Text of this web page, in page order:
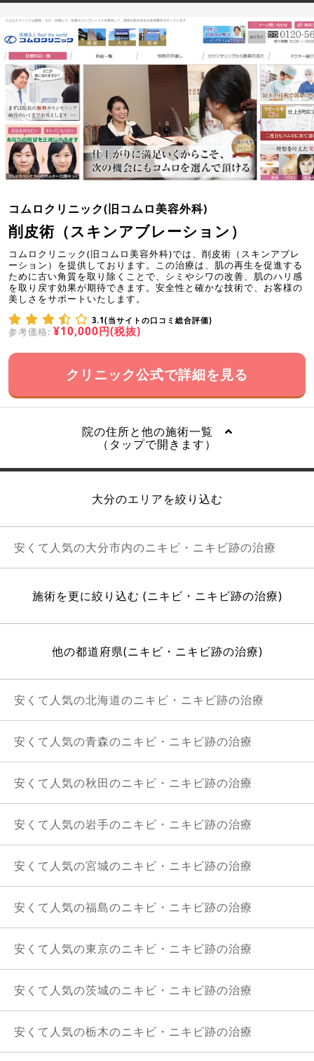
コムロクリニック(旧コムロ美容外科)
削皮術（スキンアブレーション）
コムロクリニック(旧コムロ美容外科)では、削皮術（スキンアブレ
ーション）を提供しております。この治療は、肌の再生を促進する
ために古い角質を取り除くことで、シミやシワの改善、肌のハリ感
を取り戻す効果が期待できます。安全性と確かな技術で、お客様の
美しさをサポートいたします。
3.1(当サイトの口コミ総合評価)
参考価格: ¥10,000円(税抜)
クリニック公式で詳細を見る
院の住所と他の施術一覧
（タップで開きます）
大分のエリアを絞り込む
安くて人気の大分市内のニキビ・ニキビ跡の治療
施術を更に絞り込む (ニキビ・ニキビ跡の治療)
他の都道府県(ニキビ・ニキビ跡の治療)
安くて人気の北海道のニキビ・ニキビ跡の治療
安くて人気の青森のニキビ・ニキビ跡の治療
安くて人気の秋田のニキビ・ニキビ跡の治療
安くて人気の岩手のニキビ・ニキビ跡の治療
安くて人気の宮城のニキビ・ニキビ跡の治療
安くて人気の福島のニキビ・ニキビ跡の治療
安くて人気の東京のニキビ・ニキビ跡の治療
安くて人気の茨城のニキビ・ニキビ跡の治療
安くて人気の栃木のニキビ・ニキビ跡の治療